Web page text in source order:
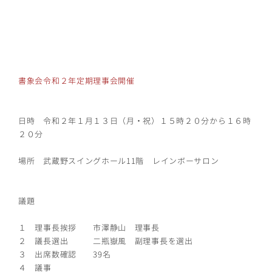
書象会令和２年定期理事会開催
日時 令和２年１月１３日（月・祝）１５時２０分から１６時
２０分
場所 武蔵野スイングホール11階 レインボーサロン
議題
１ 理事長挨拶 市澤静山 理事長
２ 議長選出 二瓶嶽風 副理事長を選出
３ 出席数確認 39名
４ 議事